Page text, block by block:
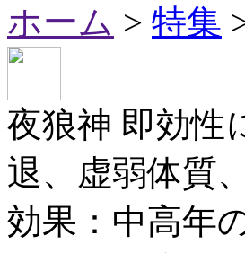
ホーム > 特集
夜狼神 即効性
退、虚弱体質
効果：中高年